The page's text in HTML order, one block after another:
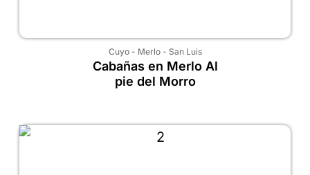
Cuyo- Merlo- San Luis
Cabañas en Merlo Al
pie del Morro